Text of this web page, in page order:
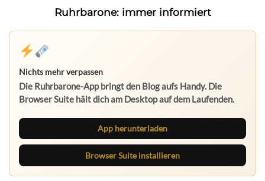
Ruhrbarone: immer informiert
Nichts mehr verpassen
Die Ruhrbarone-App bringt den Blog aufs Handy. Die
Browser Suite hält dich am Desktop auf dem Laufenden.
App herunterladen
Browser Suite installieren